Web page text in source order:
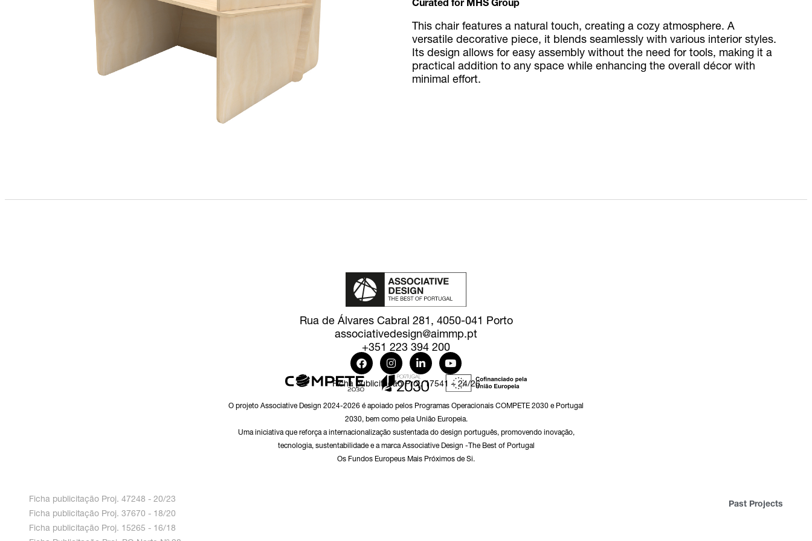
Curated for MHS Group
This chair features a natural touch, creating a cozy atmosphere. A
versatile decorative piece, it blends seamlessly with various interior styles.
Its design allows for easy assembly without the need for tools, making it a
practical addition to any space while enhancing the overall décor with
minimal effort.
Rua de Álvares Cabral 281, 4050-041 Porto
associativedesign@aimmp.pt
+351 223 394 200
Ficha publicitação Proj. 17541 – 24/26
O projeto Associative Design 2024-2026 é apoiado pelos Programas Operacionais COMPETE 2030 e Portugal
2030, bem como pela União Europeia.
Uma iniciativa que reforça a internacionalização sustentada do design português, promovendo inovação,
tecnologia, sustentabilidade e a marca Associative Design -The Best of Portugal
Os Fundos Europeus Mais Próximos de Si.
Past Projects
Ficha publicitação Proj. 47248 - 20/23
Ficha publicitação Proj. 37670 - 18/20
Ficha publicitação Proj. 15265 - 16/18